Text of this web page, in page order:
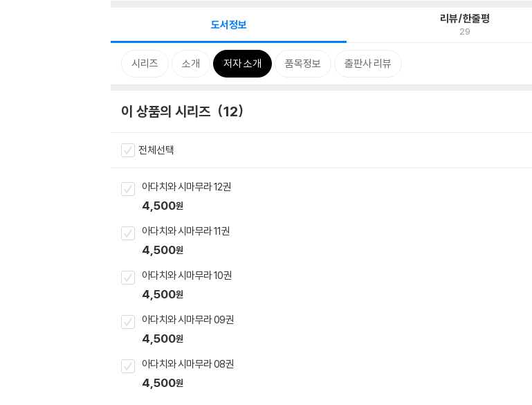
도서정보 리뷰/한줄평
29
시리즈 소개 저자 소개 품목정보 출판사 리뷰
이 상품의 시리즈 12
전체선택
아다치와 시마무라 12권
4,500원
아다치와 시마무라 11권
4,500원
아다치와 시마무라 10권
4,500원
아다치와 시마무라 09권
4,500원
아다치와 시마무라 08권
4,500원